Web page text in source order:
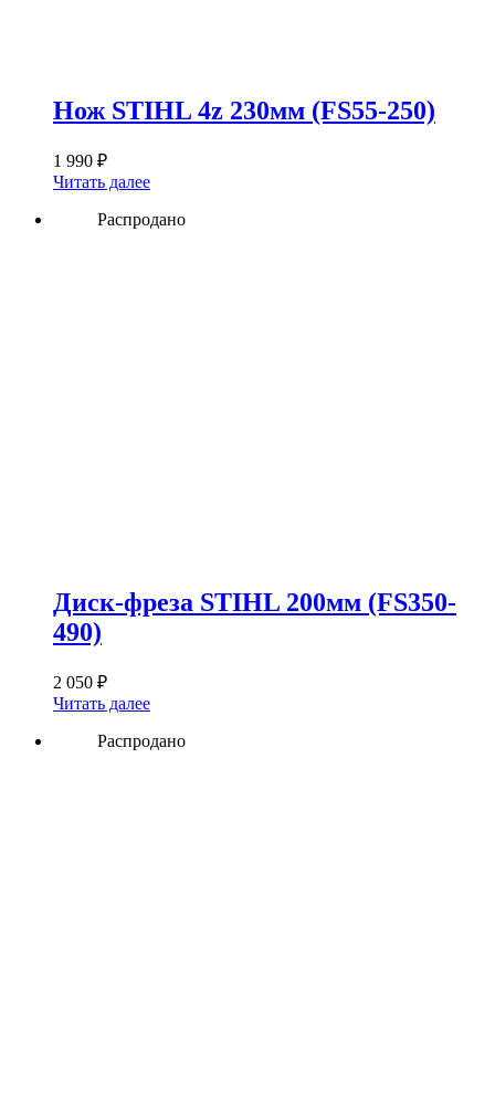
Нож STIHL 4z 230мм (FS55-250)
1 990 ₽
Читать далее
Распродано
Диск-фреза STIHL 200мм (FS350-
490)
2 050 ₽
Читать далее
Распродано